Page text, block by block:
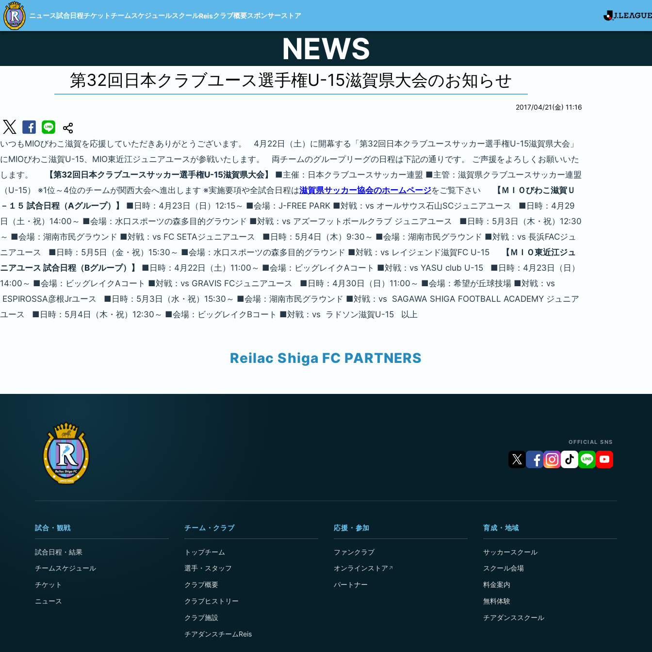
ニュース試合日程チケットチームスケジュールスクールReisクラブ概要スポンサーストア
NEWS
第32回日本クラブユース選手権U-15滋賀県大会のお知らせ
2017/04/21(金) 11:16
いつもMIOびわこ滋賀を応援していただきありがとうございます。 4月22日（土）に開幕する「第32回日本クラブユースサッカー選手権U-15滋賀県大会」
にMIOびわこ滋賀U-15、MIO東近江ジュニアユースが参戦いたします。 両チームのグループリーグの日程は下記の通りです。 ご声援をよろしくお願いいた
します。
【第32回日本クラブユースサッカー選手権U-15滋賀県大会】
■主催：日本クラブユースサッカー連盟 ■主管：滋賀県クラブユースサッカー連盟
（U-15） ※1位～4位のチームが関西大会へ進出します ※実施要項や全試合日程は滋賀県サッカー協会のホームページをご覧下さい
【ＭＩＯびわこ滋賀Ｕ
－１５ 試合日程（Aグループ）】
■日時：4月23日（日）12:15～ ■会場：J-FREE PARK ■対戦：vs オールサウス石山SCジュニアユース ■日時：4月29
日（土・祝）14:00～ ■会場：水口スポーツの森多目的グラウンド ■対戦：vs アズーフットボールクラブ ジュニアユース ■日時：5月3日（木・祝）12:30
～ ■会場：湖南市民グラウンド ■対戦：vs FC SETAジュニアユース ■日時：5月4日（木）9:30～ ■会場：湖南市民グラウンド ■対戦：vs 長浜FACジュ
ニアユース ■日時：5月5日（金・祝）15:30～ ■会場：水口スポーツの森多目的グラウンド ■対戦：vs レイジェンド滋賀FC U-15
【ＭＩＯ東近江ジュ
ニアユース 試合日程（Bグループ）】
■日時：4月22日（土）11:00～ ■会場：ビッグレイクAコート ■対戦：vs YASU club U-15 ■日時：4月23日（日）
14:00～ ■会場：ビッグレイクAコート ■対戦：vs GRAVIS FCジュニアユース ■日時：4月30日（日）11:00～ ■会場：希望が丘球技場 ■対戦：vs
ESPIROSSA彦根Jrユース ■日時：5月3日（水・祝）15:30～ ■会場：湖南市民グラウンド ■対戦：vs SAGAWA SHIGA FOOTBALL ACADEMY ジュニア
ユース ■日時：5月4日（木・祝）12:30～ ■会場：ビッグレイクBコート ■対戦：vs ラドソン滋賀U-15 以上
Reilac Shiga FC PARTNERS
OFFICIAL SNS
試合・観戦
試合日程・結果
チームスケジュール
チケット
ニュース
チーム・クラブ
トップチーム
選手・スタッフ
クラブ概要
クラブヒストリー
クラブ施設
チアダンスチームReis
応援・参加
ファンクラブ
オンラインストア ↗
パートナー
育成・地域
サッカースクール
スクール会場
料金案内
無料体験
チアダンススクール